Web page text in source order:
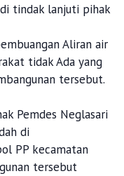
tindak lanjuti pihak
Aliran air
tidak Ada yang
tersebut.
Pemdes Neglasari
di
PP kecamatan
tersebut